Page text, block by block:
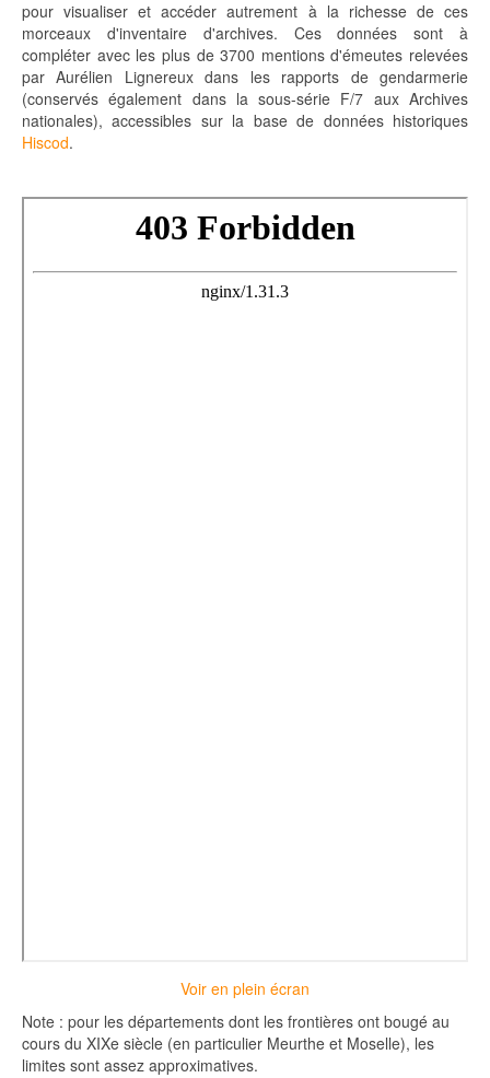
pour visualiser et accéder autrement à la richesse de ces
morceaux d'inventaire d'archives. Ces données sont à
compléter avec les plus de 3700 mentions d'émeutes relevées
par Aurélien Lignereux dans les rapports de gendarmerie
(conservés également dans la sous-série F/7 aux Archives
nationales), accessibles sur la base de données historiques
Hiscod.
Voir en plein écran
Note : pour les départements dont les frontières ont bougé au
cours du XIXe siècle (en particulier Meurthe et Moselle), les
limites sont assez approximatives.